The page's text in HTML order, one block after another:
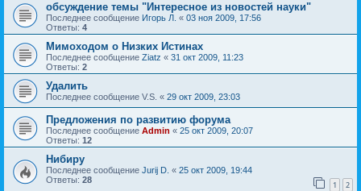
обсуждение темы "Интересное из новостей науки"
Последнее сообщение Игорь Л. « 03 ноя 2009, 17:56
Ответы: 4
Мимоходом о Низких Истинах
Последнее сообщение Ziatz « 31 окт 2009, 11:23
Ответы: 2
Удалить
Последнее сообщение V.S. « 29 окт 2009, 23:03
Предложения по развитию форума
Последнее сообщение Admin « 25 окт 2009, 20:07
Ответы: 12
Нибиру
Последнее сообщение Jurij D. « 25 окт 2009, 19:44
Ответы: 28 1 2